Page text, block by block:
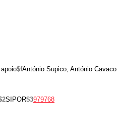
$fAntónio Supico, António Cavaco
SIPOR$3979768